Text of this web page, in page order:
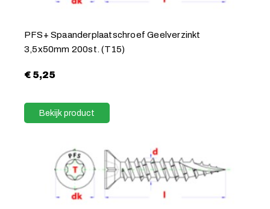
PFS+ Spaanderplaatschroef Geelverzinkt
3,5x50mm 200st. (T15)
€5,25
Bekijk product